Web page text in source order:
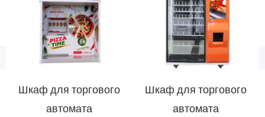
Шкаф для торгового
автомата
Шкаф для торгового
автомата